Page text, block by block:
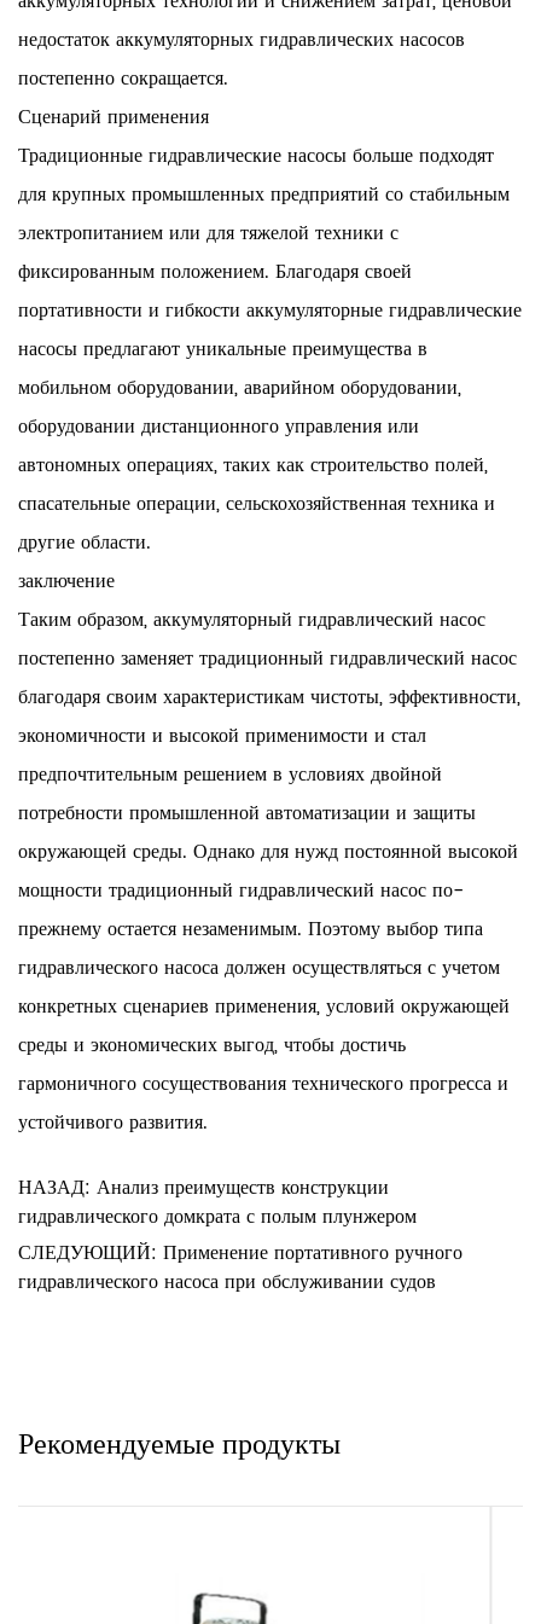
недостаток аккумуляторных гидравлических насосов
постепенно сокращается.
Сценарий применения
Традиционные гидравлические насосы больше подходят
для крупных промышленных предприятий со стабильным
электропитанием или для тяжелой техники с
фиксированным положением. Благодаря своей
портативности и гибкости аккумуляторные гидравлические
насосы предлагают уникальные преимущества в
мобильном оборудовании, аварийном оборудовании,
оборудовании дистанционного управления или
автономных операциях, таких как строительство полей,
спасательные операции, сельскохозяйственная техника и
другие области.
заключение
Таким образом, аккумуляторный гидравлический насос
постепенно заменяет традиционный гидравлический насос
благодаря своим характеристикам чистоты, эффективности,
экономичности и высокой применимости и стал
предпочтительным решением в условиях двойной
потребности промышленной автоматизации и защиты
окружающей среды. Однако для нужд постоянной высокой
мощности традиционный гидравлический насос по-
прежнему остается незаменимым. Поэтому выбор типа
гидравлического насоса должен осуществляться с учетом
конкретных сценариев применения, условий окружающей
среды и экономических выгод, чтобы достичь
гармоничного сосуществования технического прогресса и
устойчивого развития.
НАЗАД: Анализ преимуществ конструкции
гидравлического домкрата с полым плунжером
СЛЕДУЮЩИЙ: Применение портативного ручного
гидравлического насоса при обслуживании судов
Рекомендуемые продукты